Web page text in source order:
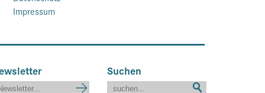
Impressum
Suchen